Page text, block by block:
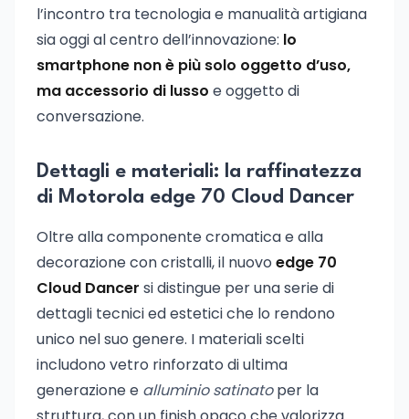
l’incontro tra tecnologia e manualità artigiana
sia oggi al centro dell’innovazione: lo
smartphone non è più solo oggetto d’uso,
ma accessorio di lusso e oggetto di
conversazione.
Dettagli e materiali: la raffinatezza
di Motorola edge 70 Cloud Dancer
Oltre alla componente cromatica e alla
decorazione con cristalli, il nuovo edge 70
Cloud Dancer si distingue per una serie di
dettagli tecnici ed estetici che lo rendono
unico nel suo genere. I materiali scelti
includono vetro rinforzato di ultima
generazione e alluminio satinatoper la